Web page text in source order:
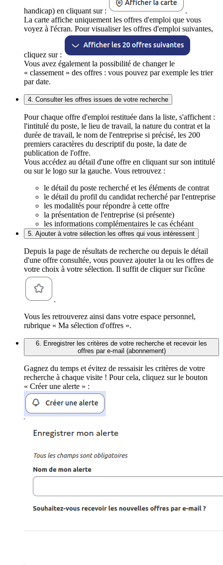
handicap) en cliquant sur :
.
La carte affiche uniquement les offres d'emploi que vous
voyez à l'écran. Pour visualiser les offres d'emploi suivantes,
cliquez sur :
Vous avez également la possibilité de changer le
« classement » des offres : vous pouvez par exemple les trier
par date.
4. Consulter les offres issues de votre recherche
Pour chaque offre d'emploi restituée dans la liste, s'affichent :
l'intitulé du poste, le lieu de travail, la nature du contrat et la
durée de travail, le nom de l'entreprise si précisé, les 200
premiers caractères du descriptif du poste, la date de
publication de l'offre.
Vous accédez au détail d'une offre en cliquant sur son intitulé
ou sur le logo sur la gauche. Vous retrouvez :
le détail du poste recherché et les éléments de contrat
le détail du profil du candidat recherché par l'entreprise
les modalités pour répondre à cette offre
la présentation de l'entreprise (si présente)
les informations complémentaires le cas échéant
5. Ajouter à votre sélection les offres qui vous intéressent
Depuis la page de résultats de recherche ou depuis le détail
d'une offre consultée, vous pouvez ajouter la ou les offres de
votre choix à votre sélection. Il suffit de cliquer sur l'icône
.
Vous les retrouverez ainsi dans votre espace personnel,
rubrique « Ma sélection d'offres ».
6. Enregistrer les critères de votre recherche et recevoir les
offres par e-mail (abonnement)
Gagnez du temps et évitez de ressaisir les critères de votre
recherche à chaque visite ! Pour cela, cliquez sur le bouton
« Créer une alerte » :